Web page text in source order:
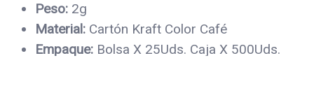
Peso: 2g
Material: Cartón Kraft Color Café
Empaque: Bolsa X 25Uds. Caja X 500Uds.